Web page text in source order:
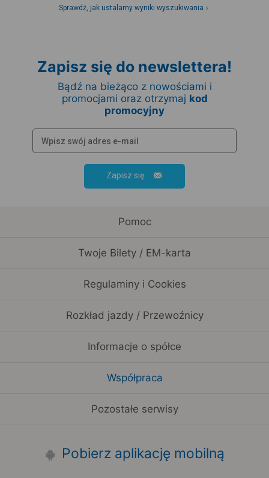
Sprawdź, jak ustalamy wyniki wyszukiwania
Zapisz się do newslettera!
Bądź na bieżąco z nowościami i
promocjami oraz otrzymaj kod
promocyjny
Zapisz się
Pomoc
Twoje Bilety / EM-karta
Regulaminy i Cookies
Rozkład jazdy / Przewoźnicy
Informacje o spółce
Współpraca
Pozostałe serwisy
Pobierz aplikację mobilną